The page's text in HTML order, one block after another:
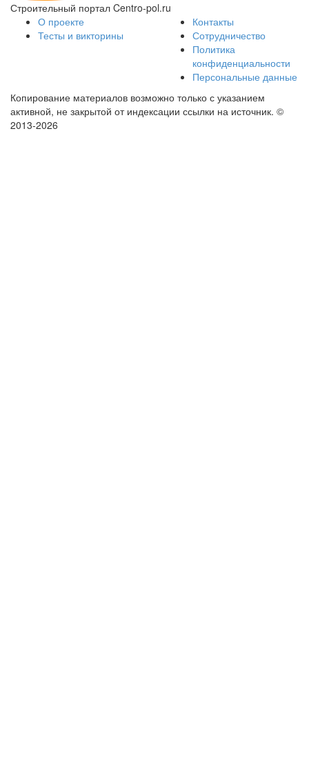
Строительный портал Centro-pol.ru
О проекте
Тесты и викторины
Контакты
Сотрудничество
Политика
конфиденциальности
Персональные данные
Копирование материалов возможно только с указанием
активной, не закрытой от индексации ссылки на источник. ©
2013-2026